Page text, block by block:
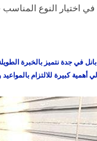
اختيار النوع
في جدة نتميز بالخبرة
أهمية كبيرة للالتزام